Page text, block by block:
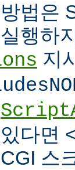
법은
행하
지
다면
스